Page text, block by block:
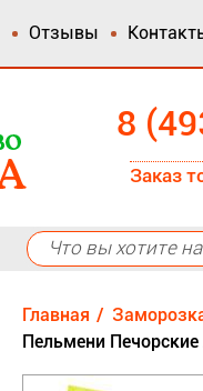
Отзывы
8
Заказ
Главная
Пельмени